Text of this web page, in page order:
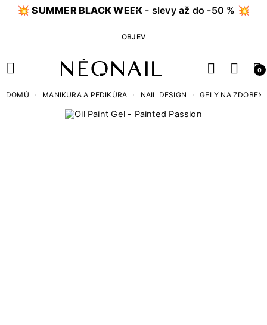
💥SUMMER BLACK WEEK - slevy až do -50 % 💥
OBJEV
0
DOMŮ MANIKÚRA A PEDIKÚRA NAIL DESIGN GELY NA ZDOBENÍ